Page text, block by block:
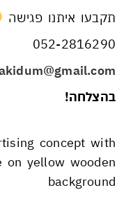
תקבעו איתנו פגישה
052-2816290
בהצלחה!
concept with
on yellow wooden
background